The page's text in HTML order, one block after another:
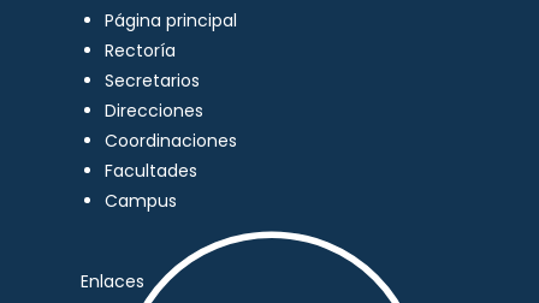
Página principal
Rectoría
Secretarios
Direcciones
Coordinaciones
Facultades
Campus
Enlaces